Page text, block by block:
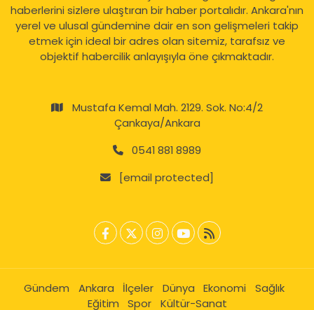
haberlerini sizlere ulaştıran bir haber portalıdır. Ankara'nın
yerel ve ulusal gündemine dair en son gelişmeleri takip
etmek için ideal bir adres olan sitemiz, tarafsız ve
objektif habercilik anlayışıyla öne çıkmaktadır.
Mustafa Kemal Mah. 2129. Sok. No:4/2
Çankaya/Ankara
0541 881 8989
[email protected]
Gündem Ankara İlçeler Dünya Ekonomi
Sağlık
Eğitim
Spor Kültür-Sanat